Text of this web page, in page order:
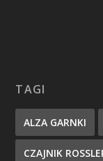
TAGI
ALZA GARNKI
CZAJNIK